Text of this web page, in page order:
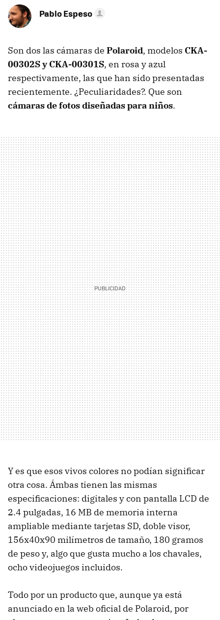
Pablo Espeso
Son dos las cámaras de Polaroid, modelos CKA-
00302S y CKA-00301S, en rosa y azul
respectivamente, las que han sido presentadas
recientemente. ¿Peculiaridades?. Que son
cámaras de fotos diseñadas para niños.
Y es que esos vivos colores no podían significar
otra cosa. Ámbas tienen las mismas
especificaciones: digitales y con pantalla LCD de
2.4 pulgadas, 16 MB de memoria interna
ampliable mediante tarjetas SD, doble visor,
156x40x90 milímetros de tamaño, 180 gramos
de peso y, algo que gusta mucho a los chavales,
ocho videojuegos incluidos.
Todo por un producto que, aunque ya está
anunciado en la web oficial de Polaroid, por